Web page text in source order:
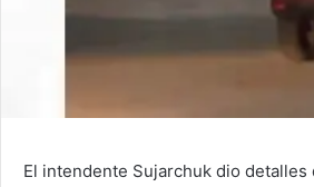
El intendente Sujarchuk dio